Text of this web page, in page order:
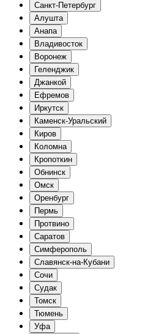
Санкт-Петербург
Алушта
Анапа
Владивосток
Воронеж
Геленджик
Джанкой
Ефремов
Иркутск
Каменск-Уральский
Киров
Коломна
Кропоткин
Обнинск
Омск
Оренбург
Пермь
Протвино
Саратов
Симферополь
Славянск-на-Кубани
Сочи
Судак
Томск
Тюмень
Уфа